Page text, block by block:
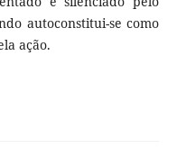
autoconstitui-se como
ação.